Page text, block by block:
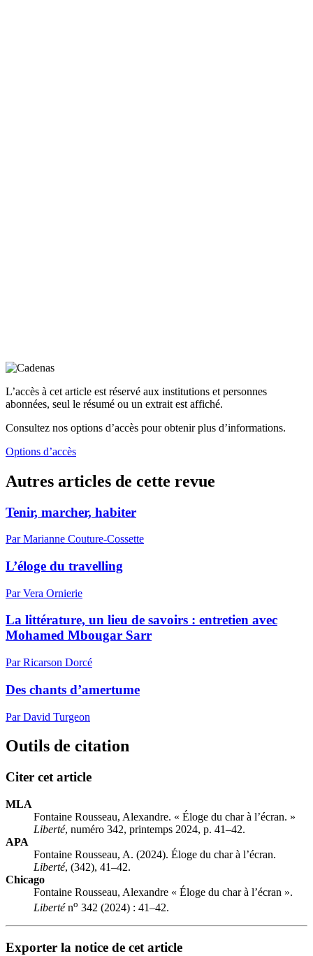
L’accès à cet article est réservé aux institutions et personnes
abonnées, seul le résumé ou un extrait est affiché.
Consultez nos options d’accès pour obtenir plus d’informations.
Options d’accès
Autres articles de cette revue
Tenir, marcher, habiter
Par Marianne Couture-Cossette
L’éloge du travelling
Par Vera Ornierie
La littérature, un lieu de savoirs : entretien avec
Mohamed Mbougar Sarr
Par Ricarson Dorcé
Des chants d’amertume
Par David Turgeon
Outils de citation
Citer cet article
MLA
Fontaine Rousseau, Alexandre. « Éloge du char à l’écran. »
Liberté, numéro 342, printemps 2024, p. 41–42.
APA
Fontaine Rousseau, A. (2024). Éloge du char à l’écran.
Liberté, (342), 41–42.
Chicago
Fontaine Rousseau, Alexandre « Éloge du char à l’écran ».
Liberténo 342 (2024) : 41–42.
Exporter la notice de cet article